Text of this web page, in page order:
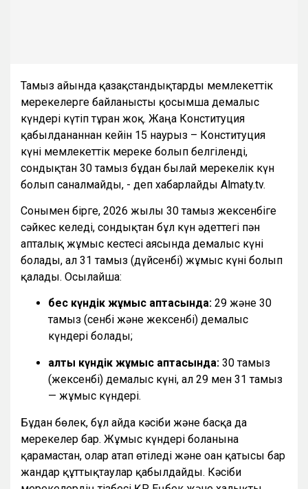
Тамыз айында қазақстандықтарды мемлекеттік
мерекелерге байланысты қосымша демалыс
күндері күтіп тұрған жоқ. Жаңа Конституция
қабылданғаннан кейін 15 наурыз – Конституция
күні мемлекеттік мереке болып белгіленді,
сондықтан 30 тамыз бұдан былай мерекелік күн
болып саналмайды, - деп хабарлайды Almaty.tv.
Сонымен бірге, 2026 жылғы 30 тамыз жексенбіге
сәйкес келеді, сондықтан бұл күн әдеттегі пән
апталық жұмыс кестесі аясында демалыс күні
болады, ал 31 тамыз (дүйсенбі) жұмыс күні болып
қалады. Осылайша:
бес күндік жұмыс аптасында: 29 және 30
тамыз (сенбі және жексенбі) демалыс
күндері болады;
алты күндік жұмыс аптасында: 30 тамыз
(жексенбі) демалыс күні, ал 29 мен 31 тамыз
— жұмыс күндері.
Бұдан бөлек, бұл айда кәсіби және басқа да
мерекелер бар. Жұмыс күндері болғанына
қарамастан, олар атап өтіледі және оған қатысы бар
жандар құттықтаулар қабылдайды. Кәсіби